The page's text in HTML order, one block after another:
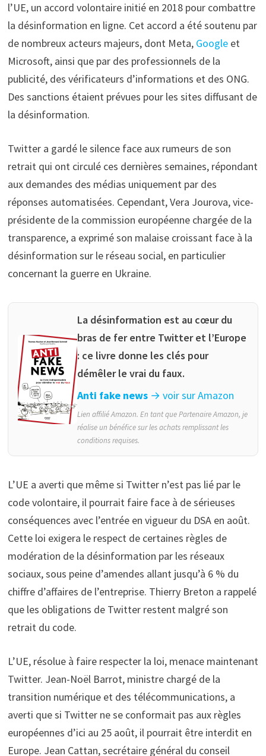
l’UE, un accord volontaire initié en 2018 pour combattre
la désinformation en ligne. Cet accord a été soutenu par
de nombreux acteurs majeurs, dont Meta, Googleet
Microsoft, ainsi que par des professionnels de la
publicité, des vérificateurs d’informations et des ONG.
Des sanctions étaient prévues pour les sites diffusant de
la désinformation.
Twitter a gardé le silence face aux rumeurs de son
retrait qui ont circulé ces dernières semaines, répondant
aux demandes des médias uniquement par des
réponses automatisées. Cependant, Vera Jourova, vice-
présidente de la commission européenne chargée de la
transparence, a exprimé son malaise croissant face à la
désinformation sur le réseau social, en particulier
concernant la guerre en Ukraine.
La désinformation est au cœur du
bras de fer entre Twitter et l’Europe
: ce livre donne les clés pour
démêler le vrai du faux.
Anti fake news → voir sur Amazon
Lien affilié Amazon. En tant que Partenaire Amazon, je
réalise un bénéfice sur les achats remplissant les
conditions requises.
L’UE a averti que même si Twitter n’est pas lié par le
code volontaire, il pourrait faire face à de sérieuses
conséquences avec l’entrée en vigueur du DSA en août.
Cette loi exigera le respect de certaines règles de
modération de la désinformation par les réseaux
sociaux, sous peine d’amendes allant jusqu’à 6 % du
chiffre d’affaires de l’entreprise. Thierry Breton a rappelé
que les obligations de Twitter restent malgré son
retrait du code.
L’UE, résolue à faire respecter la loi, menace maintenant
Twitter. Jean-Noël Barrot, ministre chargé de la
transition numérique et des télécommunications, a
averti que si Twitter ne se conformait pas aux règles
européennes d’ici au 25 août, il pourrait être interdit en
Europe. Jean Cattan, secrétaire général du conseil